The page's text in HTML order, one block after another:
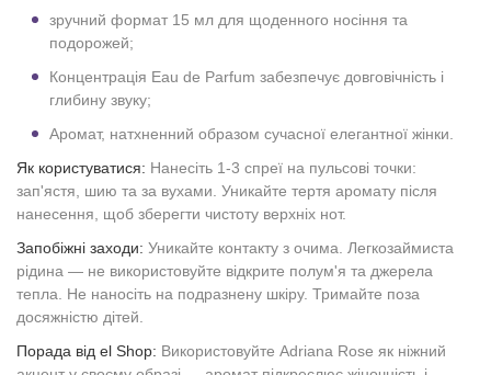
зручний формат 15 мл для щоденного носіння та
подорожей;
Концентрація Eau de Parfum забезпечує довговічність і
глибину звуку;
Аромат, натхненний образом сучасної елегантної жінки.
Як користуватися: Нанесіть 1-3 спреї на пульсові точки:
зап'ястя, шию та за вухами. Уникайте тертя аромату після
нанесення, щоб зберегти чистоту верхніх нот.
Запобіжні заходи: Уникайте контакту з очима. Легкозаймиста
рідина — не використовуйте відкрите полум'я та джерела
тепла. Не наносіть на подразнену шкіру. Тримайте поза
досяжністю дітей.
Порада від el Shop: Використовуйте Adriana Rose як ніжний